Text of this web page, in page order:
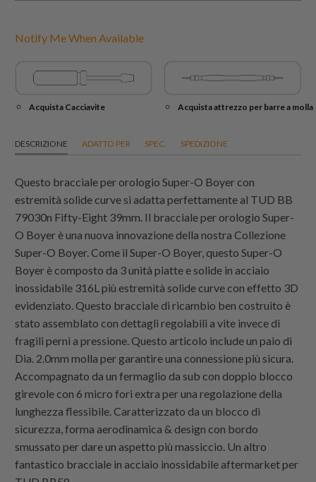
Notify Me When Available
Acquista Cacciavite Acquista attrezzo per barre a molla
DESCRIZIONE ADATTO PER SPEC. SPEDIZIONE
Questo bracciale per orologio Super-O Boyer con
estremità solide curve si adatta perfettamente al TUD BB
79030n Fifty-Eight 39mm. Il bracciale per orologio Super-
O Boyer è una nuova innovazione della nostra Collezione
Super-O Boyer. Come il Super-O Boyer, questo Super-O
Boyer è composto da 3 unità piatte e solide in acciaio
inossidabile 316L più estremità solide curve con effetto 3D
evidenziato. Questo bracciale di ricambio ben costruito è
stato assemblato con dettagli regolabili a vite invece di
fragili perni a pressione. Questo articolo include un paio di
Dia. 2.0mm molla per garantire una connessione più sicura.
Accompagnato da un fermaglio da sub con doppio blocco
girevole con 6 micro fori extra per una regolazione della
lunghezza flessibile. Caratterizzato da un blocco di
sicurezza, forma aerodinamica & design con bordo
smussato per dare un aspetto più massiccio. Un altro
fantastico bracciale in acciaio inossidabile aftermarket per